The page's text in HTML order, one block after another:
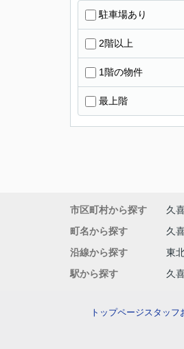
駐車場あり
2階以上
1階の物件
最上階
市区町村から探す 久
町名から探す
久
沿線から探す
東
駅から探す
久
トップページスタッフ